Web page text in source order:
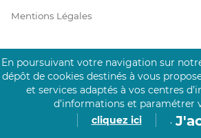
Mentions Légales
Prérequis Click&Care
Protection des Données
En poursuivant votre navigation sur
dépôt de cookies destinés à vous
et services adaptés à vos centres
d’informations et paramétrer
cliquez ici
.